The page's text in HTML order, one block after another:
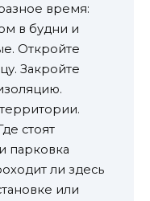
время:
в будни и
Откройте
Закройте
стоят
парковка
ли здесь
или